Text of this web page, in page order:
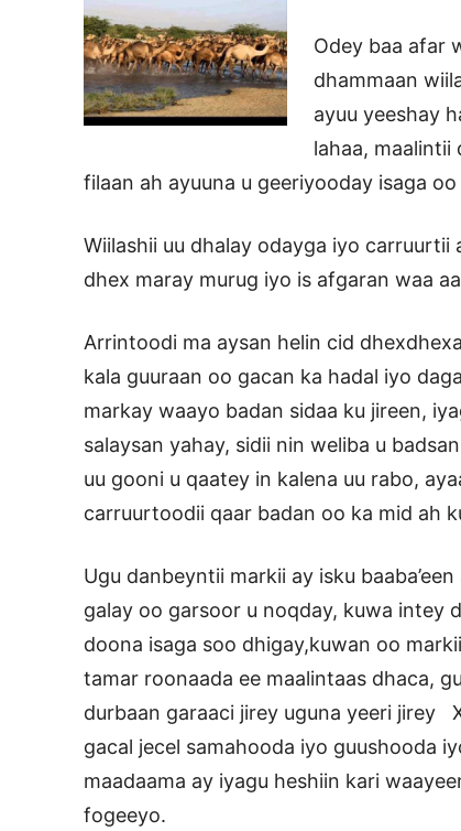
Odey baa afar
dhammaan
ayuu yeeshay
lahaa, maalintii
filaan ah ayuuna u geeriyooday isaga
Wiilashii uu dhalay odayga iyo
dhex maray murug iyo is afgaran waa
Arrintoodi ma aysan helin cid
kala guuraan oo gacan ka hadal iyo
markay waayo badan sidaa ku jireen,
salaysan yahay, sidii nin weliba u
uu gooni u qaatey in kalena uu rabo,
carruurtoodii qaar badan oo ka mid ah
Ugu danbeyntii markii ay isku
galay oo garsoor u noqday, kuwa intey
doona isaga soo dhigay,kuwan oo
tamar roonaada ee maalintaas dhaca,
durbaan garaaci jirey uguna yeeri jirey
gacal jecel samahooda iyo guushooda
maadaama ay iyagu heshiin kari
fogeeyo.